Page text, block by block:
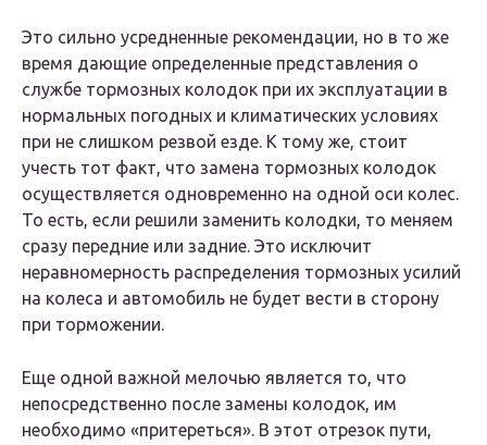
Это сильно усредненные рекомендации, но в то же
время дающие определенные представления о
службе тормозных колодок при их эксплуатации в
нормальных погодных и климатических условиях
при не слишком резвой езде. К тому же, стоит
учесть тот факт, что замена тормозных колодок
осуществляется одновременно на одной оси колес.
То есть, если решили заменить колодки, то меняем
сразу передние или задние. Это исключит
неравномерность распределения тормозных усилий
на колеса и автомобиль не будет вести в сторону
при торможении.
Еще одной важной мелочью является то, что
непосредственно после замены колодок, им
необходимо «притереться». В этот отрезок пути,